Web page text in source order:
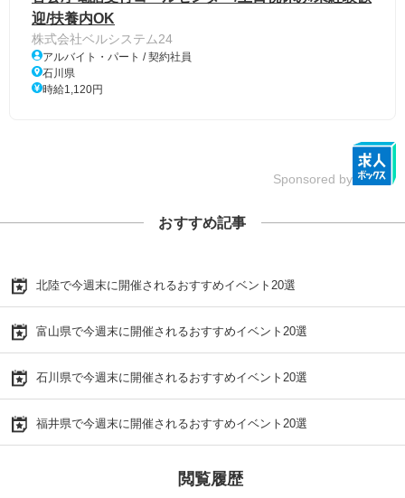
迎/扶養内OK
株式会社ベルシステム24
アルバイト・パート / 契約社員
石川県
時給1,120円
Sponsored by
おすすめ記事
北陸で今週末に開催されるおすすめイベント20選
富山県で今週末に開催されるおすすめイベント20選
石川県で今週末に開催されるおすすめイベント20選
福井県で今週末に開催されるおすすめイベント20選
閲覧履歴